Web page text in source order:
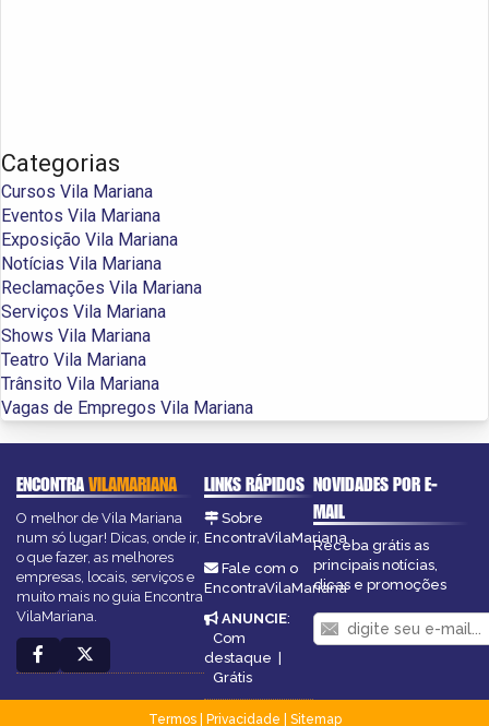
Categorias
Cursos Vila Mariana
Eventos Vila Mariana
Exposição Vila Mariana
Notícias Vila Mariana
Reclamações Vila Mariana
Serviços Vila Mariana
Shows Vila Mariana
Teatro Vila Mariana
Trânsito Vila Mariana
Vagas de Empregos Vila Mariana
ENCONTRAVILAMARIANA
O melhor de Vila Mariana
num só lugar! Dicas, onde ir,
o que fazer, as melhores
empresas, locais, serviços e
muito mais no guia Encontra
VilaMariana.
LINKS RÁPIDOS
Sobre
EncontraVilaMariana
Fale com o
EncontraVilaMariana
ANUNCIE:
Com
destaque |
Grátis
NOVIDADES POR E-
MAIL
Receba grátis as
principais notícias,
dicas e promoções
Termos| Privacidade
Sitemap